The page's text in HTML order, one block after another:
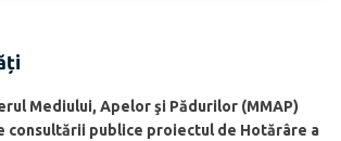
Mediului, Apelor şi Pădurilor (MMAP)
consultării publice proiectul de Hotărâre a